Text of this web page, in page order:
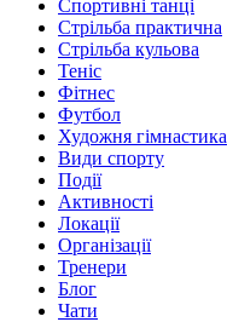
Спортивні танці
Стрільба практична
Стрільба кульова
Теніс
Фітнес
Футбол
Художня гімнастика
Види спорту
Події
Активності
Локації
Організації
Тренери
Блог
Чати